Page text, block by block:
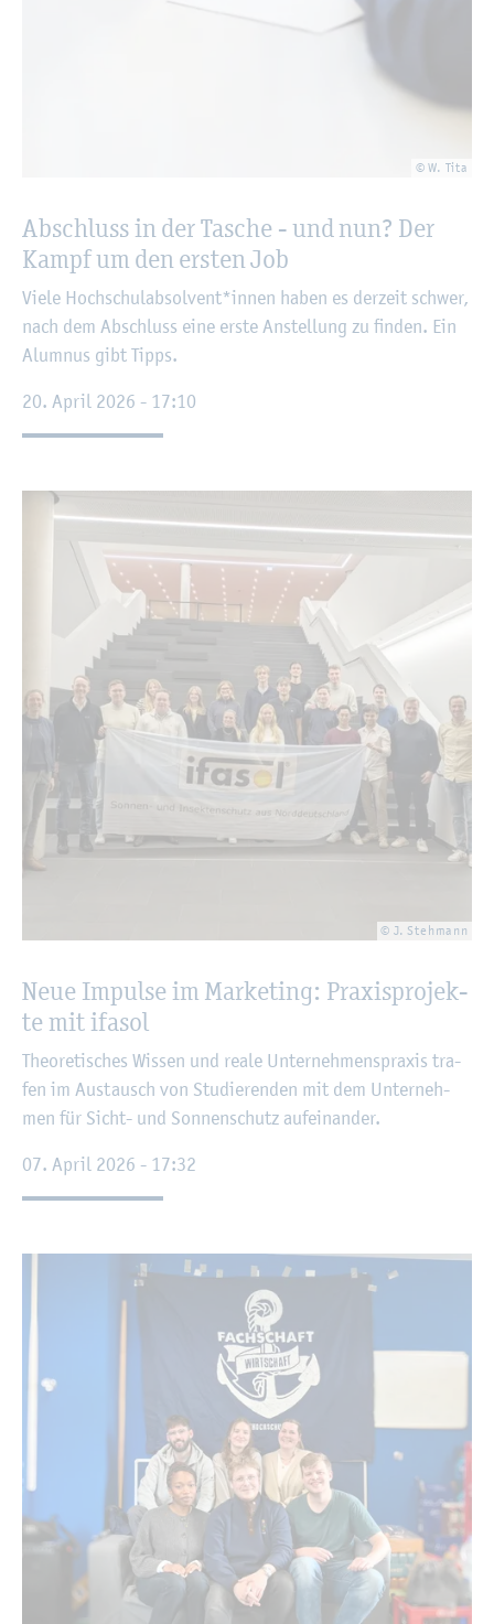
© W. Tita
Ab­schluss in der Ta­sche - und nun? Der
Kampf um den ers­ten Job
Viele Hoch­schul­ab­sol­vent*innen haben es der­zeit schwer,
nach dem Ab­schluss eine erste An­stel­lung zu fin­den. Ein
Alum­nus gibt Tipps.
20. April 2026 - 17:10
© J. Steh­mann
Neue Im­pul­se im Mar­ke­ting: Pra­xis­pro­jek­
te mit ifa­sol
Theo­re­ti­sches Wis­sen und reale Un­ter­neh­men­s­pra­xis tra­
fen im Aus­tausch von Stu­die­ren­den mit dem Un­ter­neh­
men für Sicht- und Son­nen­schutz auf­ein­an­der.
07. April 2026 - 17:32